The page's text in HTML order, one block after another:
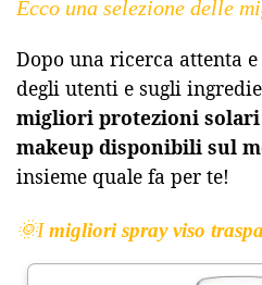
Ecco una selezione delle
Dopo una ricerca attenta
degli utenti e sugli
migliori protezioni solari
makeup disponibili sul
insieme quale fa per te!
🌞Imigliori spray viso